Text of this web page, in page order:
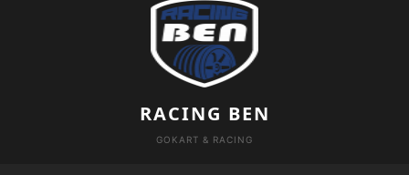
RACING BEN
GOKART & RACING